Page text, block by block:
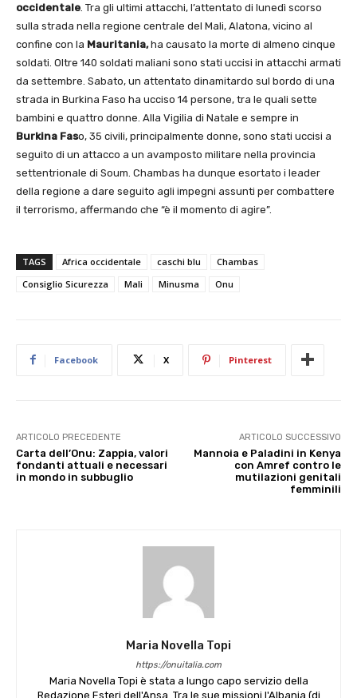
occidentale . Tra gli ultimi attacchi, l’attentato di lunedì scorso
sulla strada nella regione centrale del Mali, Alatona, vicino al
confine con la Mauritania,ha causato la morte di almeno cinque
soldati. Oltre 140 soldati maliani sono stati uccisi in attacchi armati
da settembre. Sabato, un attentato dinamitardo sul bordo di una
strada in Burkina Faso ha ucciso 14 persone, tra le quali sette
bambini e quattro donne. Alla Vigilia di Natale e sempre in
Burkina Faso, 35 civili, principalmente donne, sono stati uccisi a
seguito di un attacco a un avamposto militare nella provincia
settentrionale di Soum. Chambas ha dunque esortato i leader
della regione a dare seguito agli impegni assunti per combattere
il terrorismo, affermando che “è il momento di agire”.
TAGS Africa occidentale caschi blu
Chambas
Consiglio Sicurezza
Mali Minusma Onu
Facebook X Pinterest
ARTICOLO PRECEDENTE
Carta dell’Onu: Zappia, valori
fondanti attuali e necessari
in mondo in subbuglio
ARTICOLO SUCCESSIVO
Mannoia e Paladini in Kenya
con Amref contro le
mutilazioni genitali
femminili
Maria Novella Topi
https://onuitalia.com
Maria Novella Topi è stata a lungo capo servizio della
Redazione Esteri dell'Ansa. Tra le sue missioni l'Albania (di